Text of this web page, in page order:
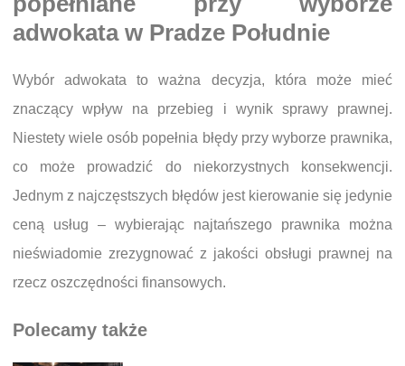
adwokata w Pradze Południe
Wybór adwokata to ważna decyzja, która może mieć
znaczący wpływ na przebieg i wynik sprawy prawnej.
Niestety wiele osób popełnia błędy przy wyborze prawnika,
co może prowadzić do niekorzystnych konsekwencji.
Jednym z najczęstszych błędów jest kierowanie się jedynie
ceną usług – wybierając najtańszego prawnika można
nieświadomie zrezygnować z jakości obsługi prawnej na
rzecz oszczędności finansowych.
Polecamy także